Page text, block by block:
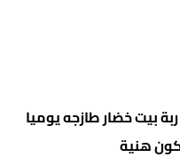
بيت خضار طازجه يوميا
هنية